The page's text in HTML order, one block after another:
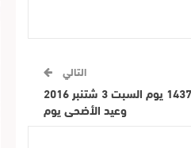
التالي
فاتح ذي الحجة 1437 يوم السبت 3 شتنبر 2016
وعيد الأضحى يوم